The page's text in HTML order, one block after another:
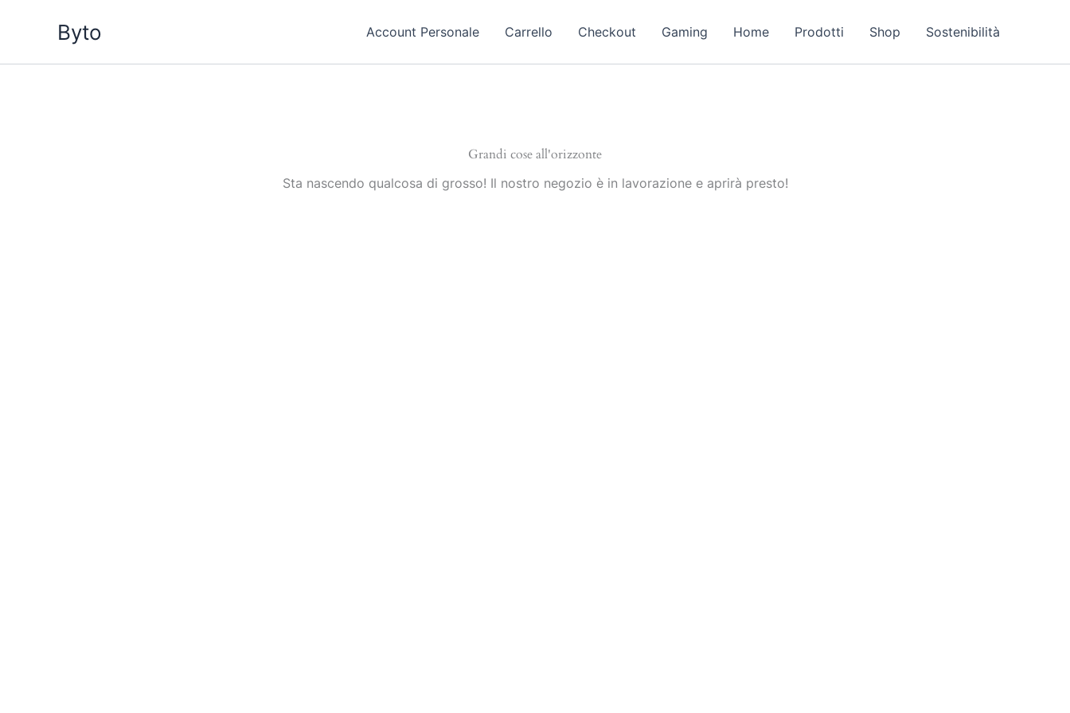
Byto Account Personale Carrello Checkout Gaming Home Prodotti Shop Sostenibilità
Grandi cose all'orizzonte
Sta nascendo qualcosa di grosso! Il nostro negozio è in lavorazione e aprirà presto!